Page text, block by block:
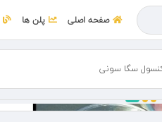
صفحه اصلی پلن ها
سگا سونی